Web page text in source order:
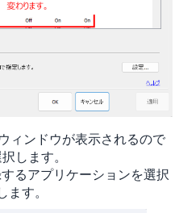
ンドウが表示されるので
します。
るアプリケーションを選択
す。